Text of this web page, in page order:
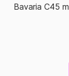
Bavaria C45